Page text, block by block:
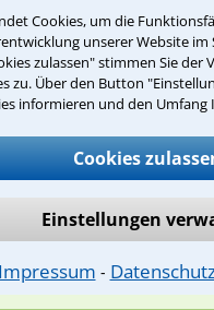
Cookies, um die
unserer Website
zulassen" stimmen Sie
zu. Über den Button
informieren und den
Cookies
Einstellungen
Impressum ⁃
Teste Dein
werden sich
Anwalt ist für Sie